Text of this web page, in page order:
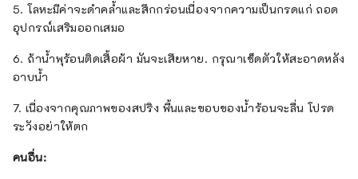
5. โลหะมีค่าจะดำคล้ำและสึกกร่อนเนื่องจากความเป็นกรดแก่ ถอด
อุปกรณ์เสริมออกเสมอ
6. ถ้าน้ำพุร้อนติดเสื้อผ้า มันจะเสียหาย. กรุณาเช็ดตัวให้สะอาดหลัง
อาบน้ำ
7. เนื่องจากคุณภาพของสปริง พื้นและขอบของน้ำร้อนจะลื่น โปรด
ระวังอย่าให้ตก
คนอื่น: